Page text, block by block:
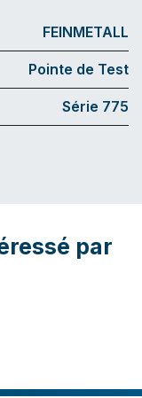
FEINMETALL
Pointe de Test
Série 775
par